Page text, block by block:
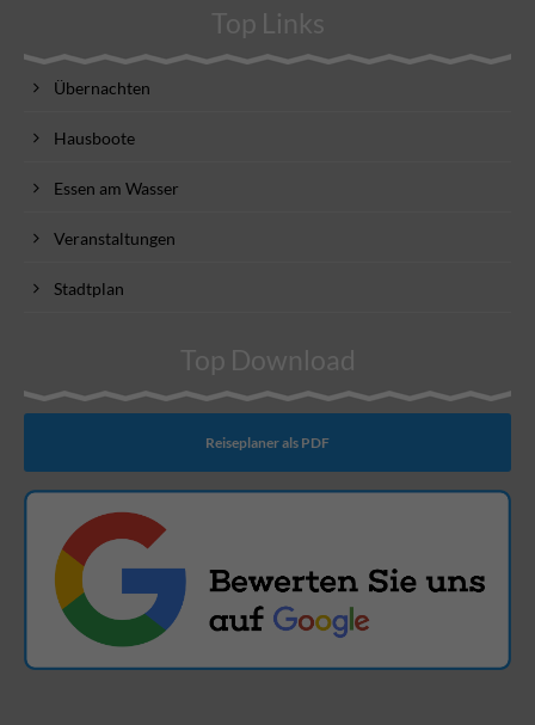
Top Links
Übernachten
Hausboote
Essen am Wasser
Veranstaltungen
Stadtplan
Top Download
Reiseplaner als PDF